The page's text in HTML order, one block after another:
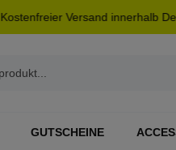
Kostenfreier Versand innerhalb
GUTSCHEINE